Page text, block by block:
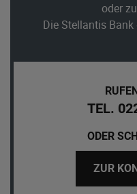
oder
Die Stellantis
TEL.
ODER
ZUR